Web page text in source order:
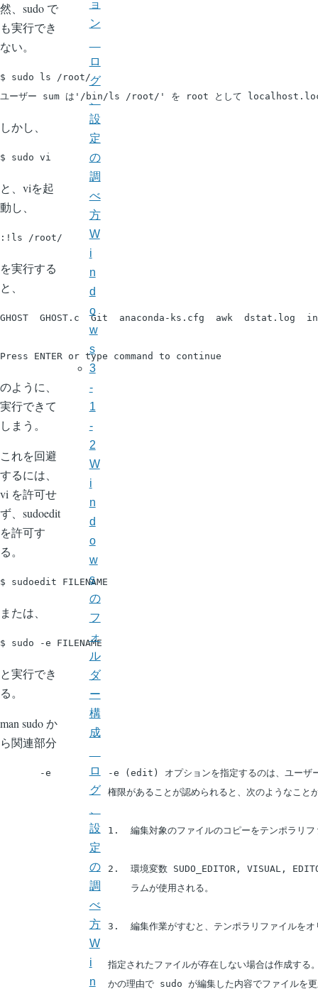
然、sudo で
も実行でき
ない。
$ sudo ls /root/
しかし、
と、viを起
動し、
を実行する
と、
GHOST  GHOST.c	Git  anaconda-ks.cfg  awk  dstat.log  install.log  install.log.syslog  nltk_data  setuptools-5.2.zip  sh  tmp  tmp00  tmp02  work  wpscan
のように、
実行できて
しまう。
これを回避
するには、
vi を許可せ
ず、sudoedit
を許可す
る。
または、
と実行でき
る。
man sudo か
ら関連部分
-e          -e (edit) オプションを指定するのは、ユーザー
権限があることが認められると、次のようなこと
1.  編集対象のファイルのコピーをテンポラリフ
2.  環境変数 SUDO_EDITOR, VISUAL, EDITOR
                       ラムが使用される。
3.  編集作業がすむと、テンポラリファイルをオ
指定されたファイルが存在しない場合は作成する
かの理由で sudo が編集した内容でファイルを更
ョ
ン
ロ
グ
、
設
定
の
調
べ
方
W
i
n
d
o
w
s
3
-
1
-
2
W
i
n
d
o
w
s
の
フ
ォ
ル
ダ
ー
構
成
ロ
グ
設
定
の
調
べ
方
W
i
n